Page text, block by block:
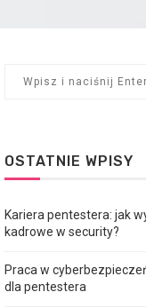
OSTATNIE WPISY
Kariera pentestera: jak
kadrowe w security?
Praca w
dla pentestera